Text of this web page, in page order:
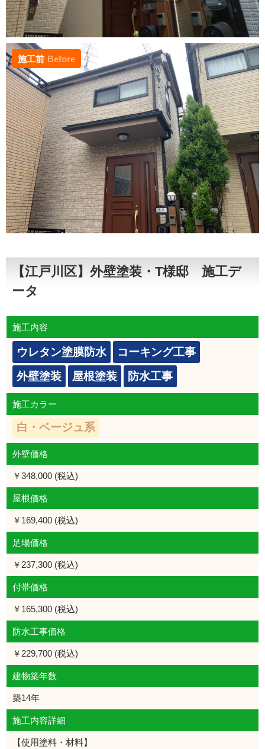
施工前 Before
【江戸川区】外壁塗装・T様邸 施工デ
ータ
施工内容
ウレタン塗膜防水
コーキング工事
外壁塗装
屋根塗装 防水工事
施工カラー
白・ベージュ系
外壁価格
￥348,000 (税込)
屋根価格
￥169,400 (税込)
足場価格
￥237,300 (税込)
付帯価格
￥165,300 (税込)
防水工事価格
￥229,700 (税込)
建物築年数
築14年
施工内容詳細
【使用塗料・材料】